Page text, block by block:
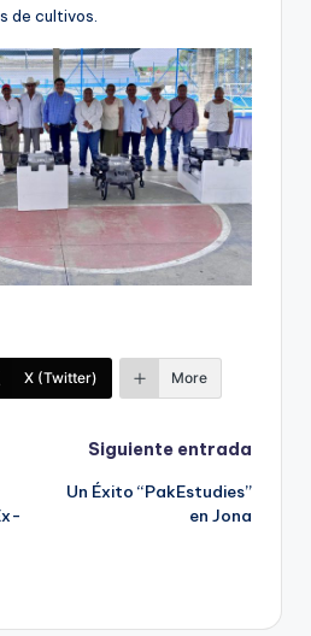
de cultivos.
X (Twitter) More
Siguiente entrada
Un Éxito “PakEstudies”
en Jona